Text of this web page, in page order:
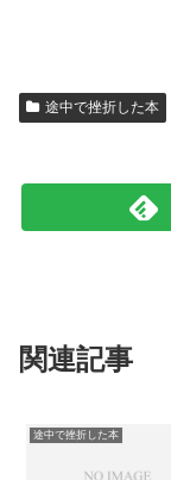
途中で挫折した本
関連記事
途中で挫折した本